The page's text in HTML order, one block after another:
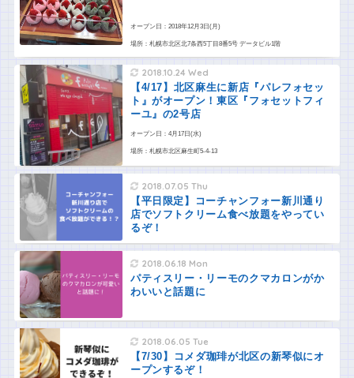
オープン日：2018年12月3日(月)
場所：札幌市北区北7条西5丁目8番5号 データビル1階
2018.10.24 Wed
【4/17】北区麻生に新店『パレフォセッ
ト』がオープン！東区『フォセットフィ
ーユ』の2号店
オープン日：4月17日(水)
場所：札幌市北区麻生町5-4-13
2018.07.05 Thu
【平日限定】コーチャンフォー新川通り
店でソフトクリーム食べ放題をやってい
るぞ！
2018.06.18 Mon
パティスリー・リーモのクマカロンがか
わいいと話題に
2018.06.05 Tue
【7/30】コメダ珈琲が北区の新琴似にオ
ープンするぞ！